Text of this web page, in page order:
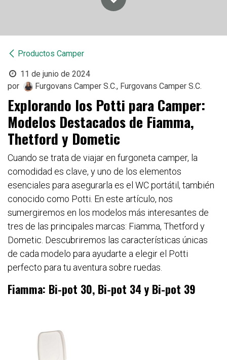
Productos Camper
11 de junio de 2024
por
Furgovans Camper S.C., Furgovans Camper S.C.
Explorando los Potti para Camper:
Modelos Destacados de Fiamma,
Thetford y Dometic
Cuando se trata de viajar en furgoneta camper, la
comodidad es clave, y uno de los elementos
esenciales para asegurarla es el WC portátil, también
conocido como Potti. En este artículo, nos
sumergiremos en los modelos más interesantes de
tres de las principales marcas: Fiamma, Thetford y
Dometic. Descubriremos las características únicas
de cada modelo para ayudarte a elegir el Potti
perfecto para tu aventura sobre ruedas.
Fiamma: Bi-pot 30, Bi-pot 34 y Bi-pot 39